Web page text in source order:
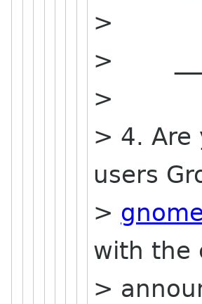
>
>
>
> 4. Are
users
>
with the
>